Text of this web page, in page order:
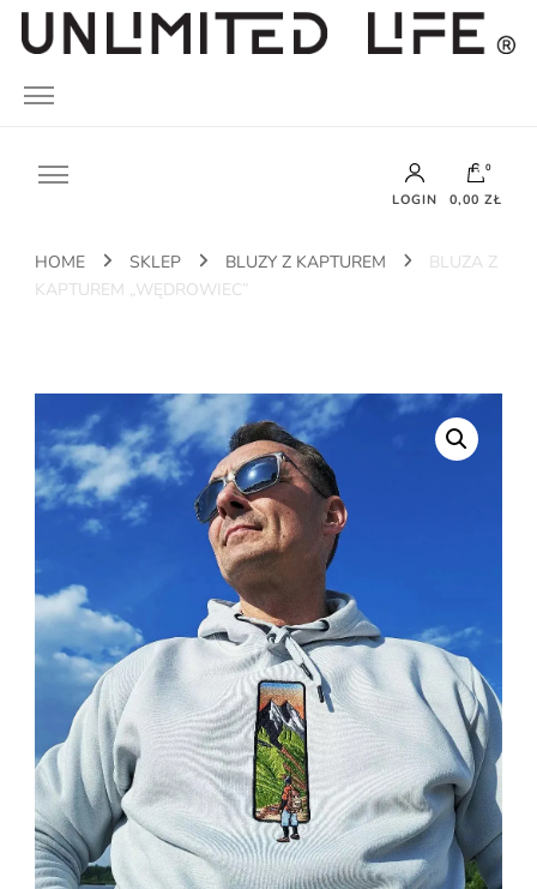
UNLIMITED LIFE
LOGIN
0
0,00 ZŁ
Brak produktów w koszyku.
HOME SKLEP BLUZY Z KAPTUREM
BLUZA Z
KAPTUREM „WĘDROWIEC”